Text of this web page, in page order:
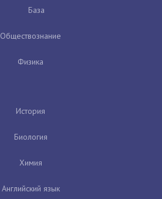
База
Обществознание
Физика
История
Биология
Химия
Английский язык